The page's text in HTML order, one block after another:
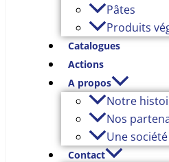
Pâtes
Produits
Catalogues
Actions
A propos
Notre
Nos
Une
Contact